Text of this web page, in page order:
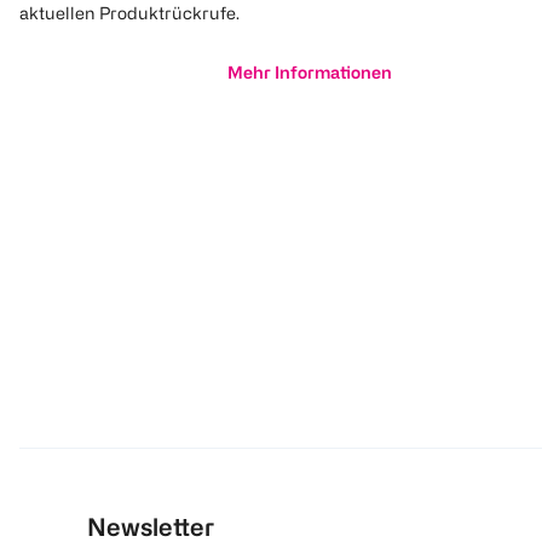
aktuellen Produktrückrufe.
Mehr Informationen
Newsletter